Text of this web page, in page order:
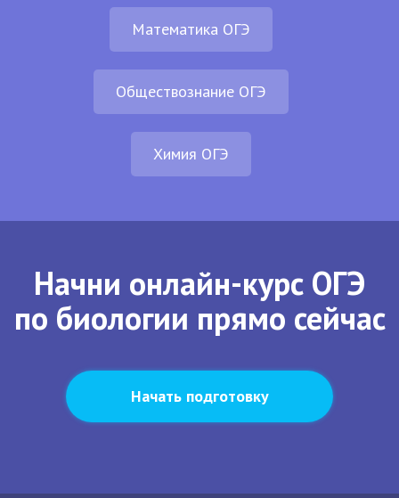
Математика ОГЭ
Обществознание ОГЭ
Химия ОГЭ
Начни онлайн-курс ОГЭ
по биологии прямо сейчас
Начать подготовку